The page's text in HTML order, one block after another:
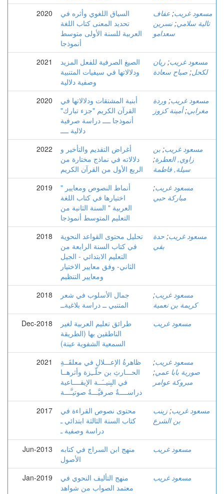
2020
السياق اللغوي وأثره في
تحديد المعنى كتاب اللغة
العربية للسنة الأولى متوسط
أنموذجا
مسعود غريب; عفاف
تالية سلامي;نسرين
سعدامو
2021
الصيغ الصرفية للفعل المزيد
ودلالاتها في سيفيات المتنبية
وصفية دلالية
مسعود غريب; ريان
لكحل; صباح سعادة
2020
أبنية المشتقات ودلالاتها في
القرآن الكريم "جزء تبارك"
أنموذجا ــــ دراسة صرفية
دلالية ــــ
مسعود غريب; وردة
مغرابي;أمينة كزوز
2022
أغراض التقديم والتأخير و
دلالاته في نماذج مختارة من
الربع الأول من القرآن الكريم
مسعود غريب; بن
زاوي, العطرة;
سيلة, فاطمة
2019
" أنماط النصوص ومعايير
اختيارها في كتاب اللغة
العربية " السنة الثانية من
التعليم المتوسط أنموذجا
مسعود غريب;
مباركة حبي
2018
تحليل محتوى القواعد النحوية
في كتاب السنة الرابعة من
التعليم الابتدائي - الجيل
الثاني- وفق معايير الاختيار
ومعايير التنظيم
مسعود غريب; حدة
بقي
2018
جمال الأسلوب في شعر
المتنبي ــ دراسة بلاغيةــ
مسعود غريب;
كريمة بن نعمية
Dec-2018
طرائق تعليم العربية لغير
الناطقين بها (الطريقة
السمعية الشفوية عينة)
مسعود غريب
2021
ظاهرةُ الإعـــلالِ في معلقَــةِ
الحـــارثِ بن حلّــِزة وأثرهــا
في البِنيــَــة الإيقــــاعية
دراســــةٌ صرفيَّـــةٌ صوتيـَّـــة
مسعود غريب;
صورية بابا عمي;
مبروكة عوامر
2017
محتوى نصوص القراءة في
كتاب السنة الثالثة ابتدائي ـ
دراسة وصفية ـ
مسعود غريب; زينب
بن الشرع
Jun-2013
منهج ابن السراج في كتابه
الأصول
مسعود غريب
Jan-2019
منهج التأليف النحوي في
معتمد الصواب من شواهد
مسعود غريب